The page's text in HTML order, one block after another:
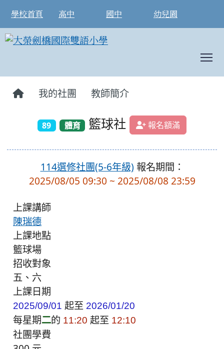
學校首頁 高中 國中 幼兒園
我的社團 教師簡介
89 體育 籃球社 報名額滿
114選修社團(5-6年級) 報名期間：
2025/08/05 09:30 ~ 2025/08/08 23:59
上課講師
陳瑞德
上課地點
籃球場
招收對象
五、六
上課日期
2025/09/01 起至 2026/01/20
每星期二的 11:20 起至 12:10
社團學費